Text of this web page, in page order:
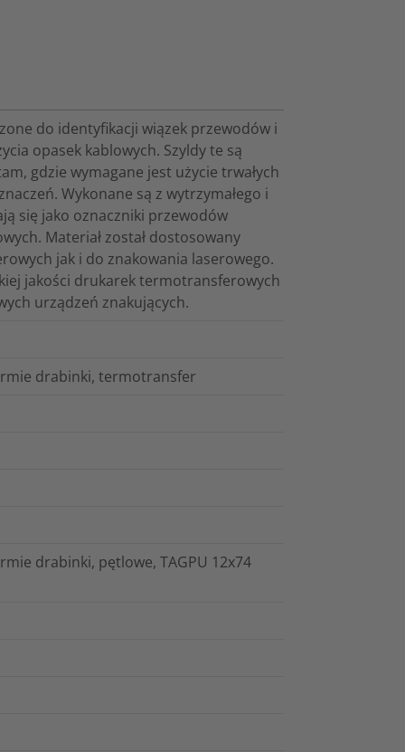
do identyfikacji wiązek przewodów i
opasek kablowych. Szyldy te są
gdzie wymagane jest użycie trwałych
Wykonane są z wytrzymałego i
się jako oznaczniki przewodów
Materiał został dostosowany
jak i do znakowania laserowego.
jakości drukarek termotransferowych
urządzeń znakujących.
drabinki, termotransfer
drabinki, pętlowe, TAGPU 12x74